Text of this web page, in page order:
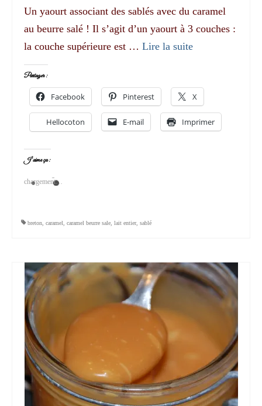
Un yaourt associant des sablés avec du caramel
au beurre salé ! Il s’agit d’un yaourt à 3 couches :
la couche supérieure est … Lire la suite­­
Partager :
Facebook Pinterest X
Hellocoton E-mail Imprimer
J’aime ça :
chargement…
breton caramel caramel beurre sale lait entier, sablé